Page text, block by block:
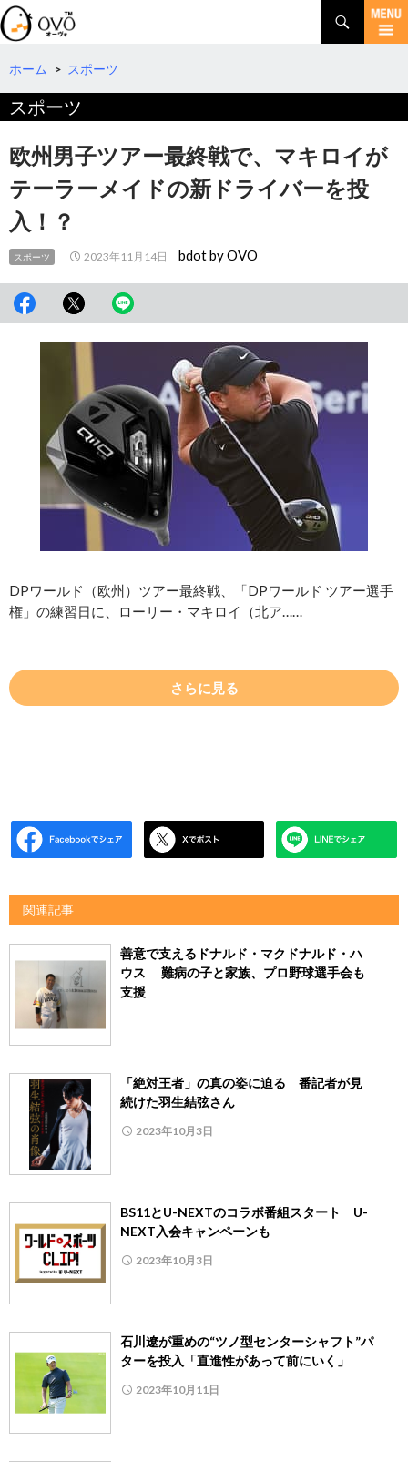
検
索
コ
テ
へ
移
動
ホーム > スポーツ
スポーツ
欧州男子ツアー最終戦で、マキロイが
テーラーメイドの新ドライバーを投
入！？
スポーツ 2023年11月14日 bdot by OVO
DPワールド（欧州）ツアー最終戦、「DPワールド ツアー選手
権」の練習日に、ローリー・マキロイ（北ア……
さらに見る
関連記事
善意で支えるドナルド・マクドナルド・ハ
ウス 難病の子と家族、プロ野球選手会も
支援
「絶対王者」の真の姿に迫る 番記者が見
続けた羽生結弦さん
2023年10月3日
BS11とU-NEXTのコラボ番組スタート U-
NEXT入会キャンペーンも
2023年10月3日
石川遼が重めの“ツノ型センターシャフト”パ
ターを投入「直進性があって前にいく」
2023年10月11日